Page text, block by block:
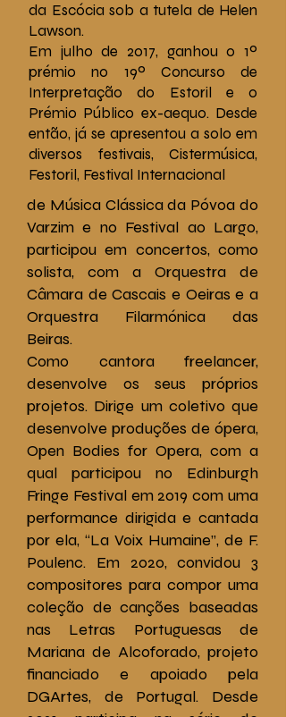
da Escócia sob a tutela de Helen
Lawson.
Em julho de 2017, ganhou o 1º
prémio no 19º Concurso de
Interpretação do Estoril e o
Prémio Público ex-aequo. Desde
então, já se apresentou a solo em
diversos festivais, Cistermúsica,
Festoril, Festival Internacional
de Música Clássica da Póvoa do
Varzim e no Festival ao Largo,
participou em concertos, como
solista, com a Orquestra de
Câmara de Cascais e Oeiras e a
Orquestra Filarmónica das
Beiras.
Como cantora freelancer,
desenvolve os seus próprios
projetos. Dirige um coletivo que
desenvolve produções de ópera,
Open Bodies for Opera, com a
qual participou no Edinburgh
Fringe Festival em 2019 com uma
performance dirigida e cantada
por ela, “La Voix Humaine”, de F.
Poulenc. Em 2020, convidou 3
compositores para compor uma
coleção de canções baseadas
nas Letras Portuguesas de
Mariana de Alcoforado, projeto
financiado e apoiado pela
DGArtes, de Portugal. Desde